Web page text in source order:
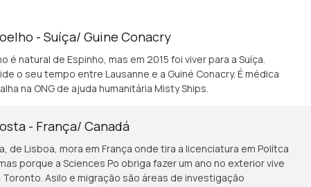
- Suíça/ Guine Conacry
é natural de Espinho, mas em 2015 foi viver para a Suíça.
o seu tempo entre Lausanne e a Guiné Conacry. É médica
na ONG de ajuda humanitária Misty Ships.
- França/ Canadá
de Lisboa, mora em França onde tira a licenciatura em Polítca
porque a Sciences Po obriga fazer um ano no exterior vive
Asilo e migração são áreas de investigação